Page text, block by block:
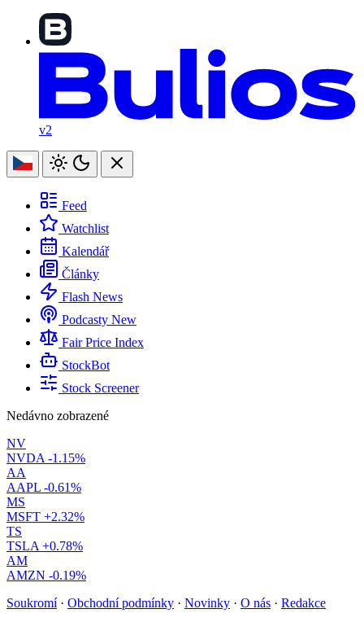
v2
Feed
Watchlist
Kalendář
Články
Flash News
Podcasty New
Fair Price Index
StockBot
Stock Screener
Nedávno zobrazené
NV
NVDA -1.15%
AA
AAPL -0.61%
MS
MSFT +2.32%
TS
TSLA +0.78%
AM
AMZN -0.19%
Soukromí · Obchodní podmínky · Novinky · O nás · Redakce